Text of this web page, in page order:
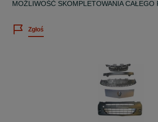
MOŻLIWOŚĆ SKOMPLETOWANIA CAŁEGO
Zgłoś